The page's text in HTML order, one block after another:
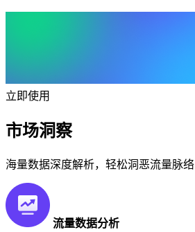
立即使用
市场洞察
海量数据深度解析，轻松洞恶流量脉络
流量数据分析